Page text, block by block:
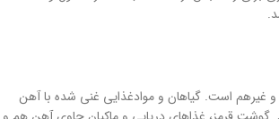
غیرهم است. گیاهان و موادغذایی غنی شده با آهن